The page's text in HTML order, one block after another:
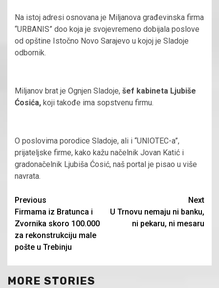
Na istoj adresi osnovana je Miljanova građevinska firma
“URBANIS” doo koja je svojevremeno dobijala poslove
od opštine Istočno Novo Sarajevo u kojoj je Sladoje
odbornik.
Miljanov brat je Ognjen Sladoje, šef kabineta Ljubiše
Ćosića, koji takođe ima sopstvenu firmu.
O poslovima porodice Sladoje, ali i “UNIOTEC-a”,
prijateljske firme, kako kažu načelnik Jovan Katić i
gradonačelnik Ljubiša Ćosić, naš portal je pisao u više
navrata.
Continue
Reading
Previous
Firmama iz Bratunca i
Zvornika skoro 100.000
za rekonstrukciju male
pošte u Trebinju
Next
U Trnovu nemaju ni banku,
ni pekaru, ni mesaru
MORE STORIES